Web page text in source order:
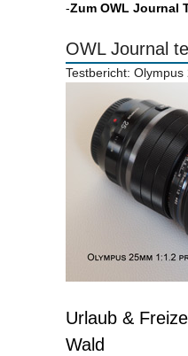
-Zum OWL Journal
OWL Journal
Testbericht:
Urlaub &
Wald